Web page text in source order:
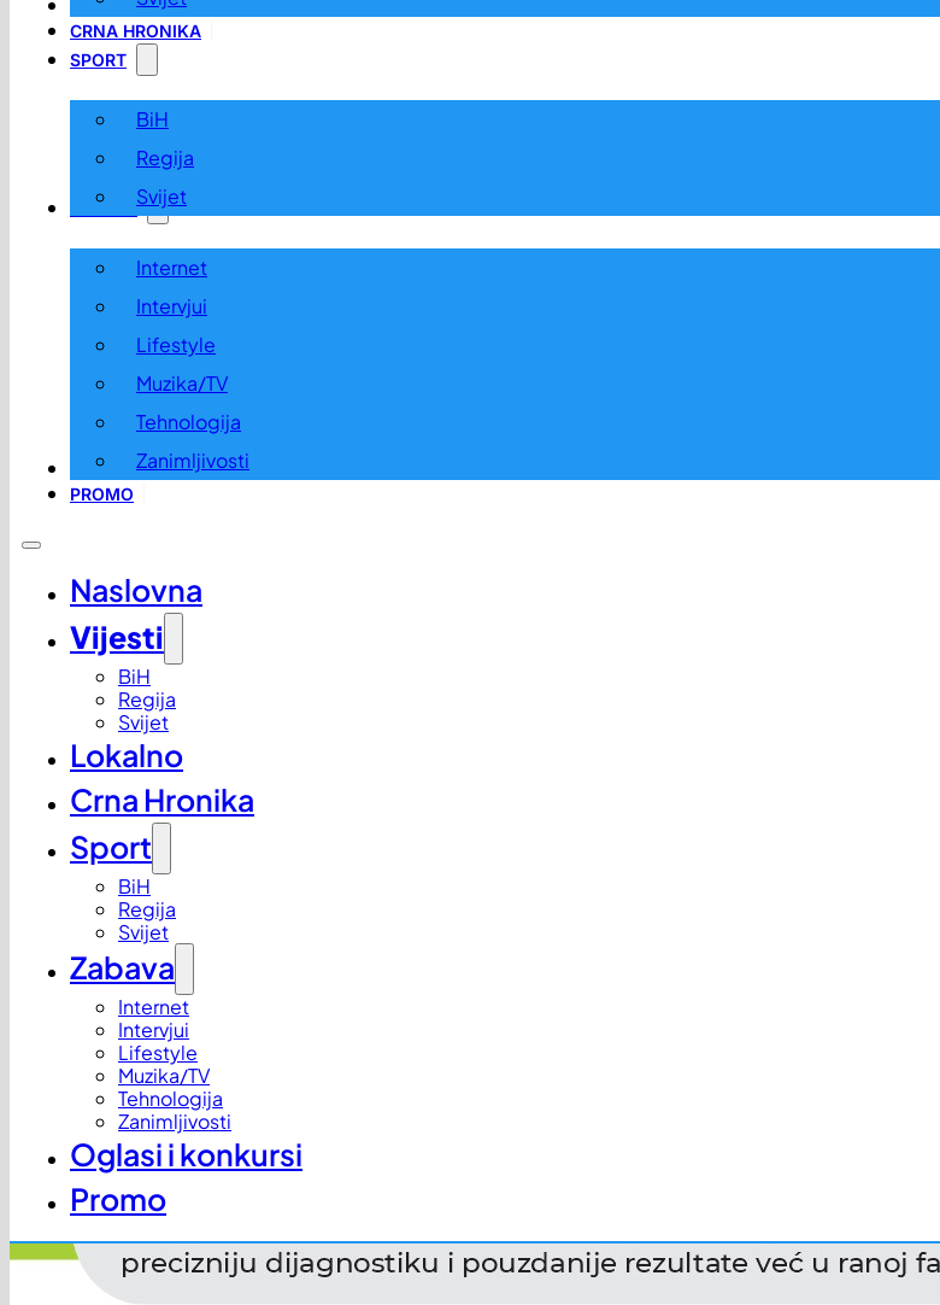
LOKALNO
CRNA HRONIKA
SPORT
BiH
Regija
Svijet
ZABAVA
Internet
Intervjui
Lifestyle
Muzika/TV
Tehnologija
Zanimljivosti
OGLASI I KONKURSI
PROMO
Naslovna
Vijesti
BiH
Regija
Svijet
Lokalno
Crna Hronika
Sport
BiH
Regija
Svijet
Zabava
Internet
Intervjui
Lifestyle
Muzika/TV
Tehnologija
Zanimljivosti
Oglasi i konkursi
Promo